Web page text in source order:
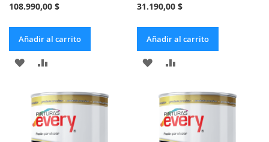
108.990,00 $
Añadir al carrito
AÑADIR
LA
LISTA
COMPARAR
31.190,00 $
Añadir al carrito
AÑADIR
LA
LISTA
COMPARAR